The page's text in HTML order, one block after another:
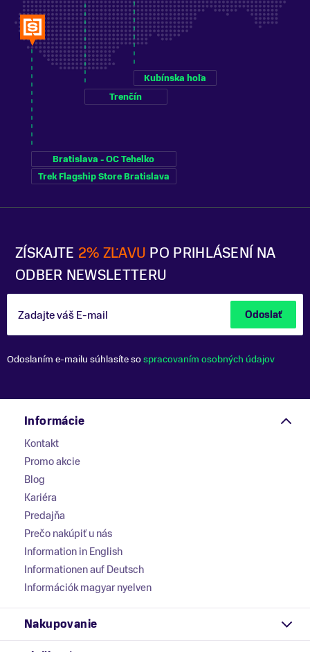
ZÍSKAJTE 2% ZĽAVU PO PRIHLÁSENÍ NA
ODBER NEWSLETTERU
Zadajte váš E-mail Odoslať
Odoslaním e-mailu súhlasíte sospracovaním osobných údajov
Bratislava - OC Tehelko
Trek Flagship Store Bratislava
Trenčín
Kubínska hoľa
Informácie
Kontakt
Promo akcie
Blog
Kariéra
Predajňa
Prečo nakúpiť u nás
Information in English
Informationen auf Deutsch
Információk magyar nyelven
Nakupovanie